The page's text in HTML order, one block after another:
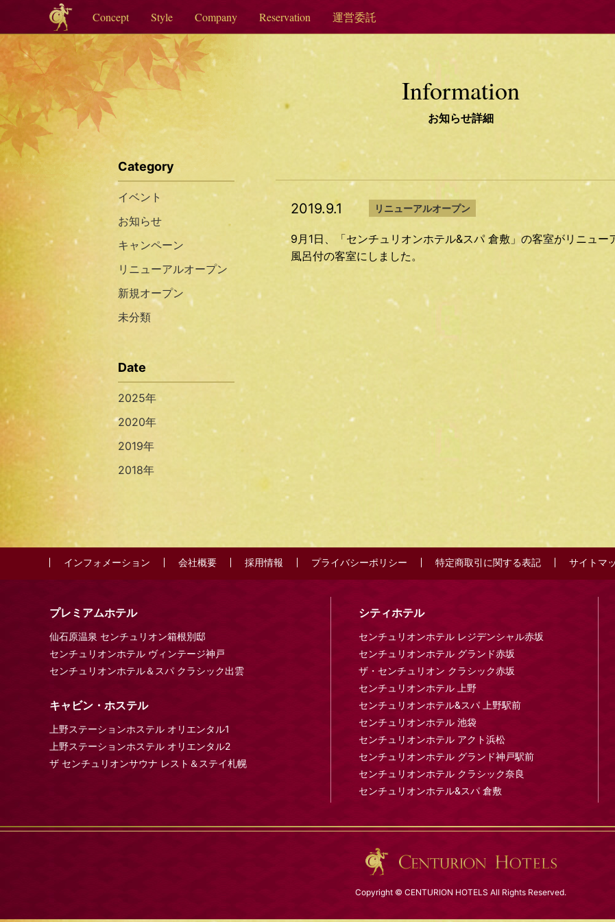
Concept Style Company Reservation 運営委託
Information
お知らせ詳細
2019.9.1 リニューアルオープン
9月1日、「センチュリオンホテル&スパ 倉敷」の客室がリニュ
風呂付の客室にしました。
Category
イベント
お知らせ
キャンペーン
リニューアルオープン
新規オープン
未分類
Date
2025年
2020年
2019年
2018年
インフォメーション 会社概要 採用情報 プライバシーポリシー 特定商取引に関する表記 サイトマ
プレミアムホテル
仙石原温泉 センチュリオン箱根別邸
センチュリオンホテル ヴィンテージ神戸
センチュリオンホテル＆スパ クラシック出雲
キャビン・ホステル
上野ステーションホステル オリエンタル1
上野ステーションホステル オリエンタル2
ザ センチュリオンサウナ レスト＆ステイ札幌
シティホテル
センチュリオンホテル レジデンシャル赤坂
センチュリオンホテル グランド赤坂
ザ・センチュリオン クラシック赤坂
センチュリオンホテル 上野
センチュリオンホテル&スパ 上野駅前
センチュリオンホテル 池袋
センチュリオンホテル アクト浜松
センチュリオンホテル グランド神戸駅前
センチュリオンホテル クラシック奈良
センチュリオンホテル&スパ 倉敷
Copyright © CENTURION HOTELS All Rights Reserved.